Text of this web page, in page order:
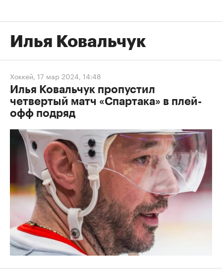
Илья Ковальчук
Хоккей, 17 мар 2024, 14:48
Илья Ковальчук пропустил
четвертый матч «Спартака» в плей-
офф подряд